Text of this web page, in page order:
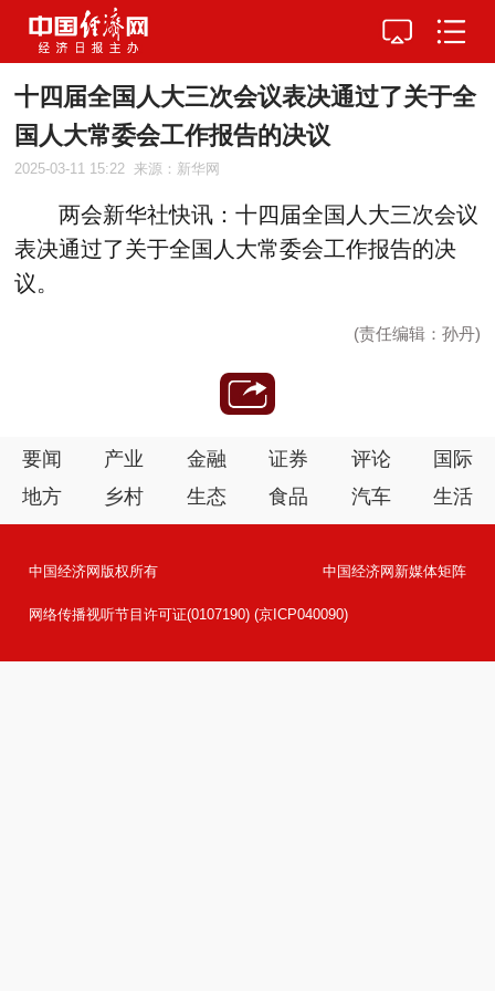
十四届全国人大三次会议表决通过了关于全
国人大常委会工作报告的决议
2025-03-11 15:22 来源：新华网
两会新华社快讯：十四届全国人大三次会议
表决通过了关于全国人大常委会工作报告的决
议。
(责任编辑：孙丹)
要闻 产业 金融 证券 评论
国际
地方
乡村 生态 食品 汽车 生活
中国经济网版权所有 中国经济网新媒体矩阵
网络传播视听节目许可证(0107190) (京ICP040090)